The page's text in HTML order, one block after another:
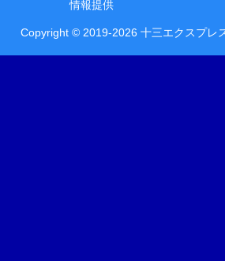
情報提供
Copyright © 2019-2026 十三エクスプレ